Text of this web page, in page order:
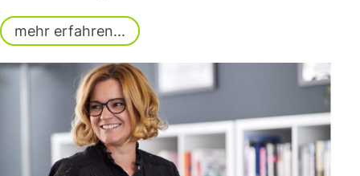
mehr erfahren...